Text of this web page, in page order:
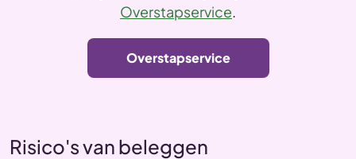
Overstapservice.
Overstapservice
Risico's van beleggen